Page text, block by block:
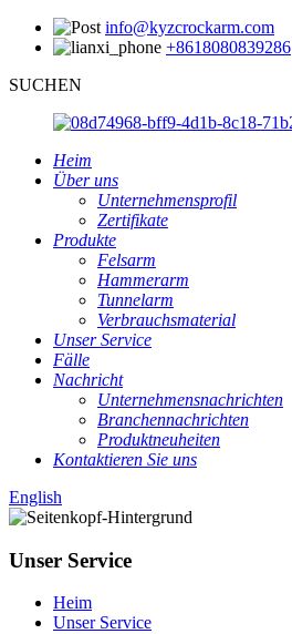
info@kyzcrockarm.com
+8618080839286
SUCHEN
Heim
Über uns
Unternehmensprofil
Zertifikate
Produkte
Felsarm
Hammerarm
Tunnelarm
Verbrauchsmaterial
Unser Service
Fälle
Nachricht
Unternehmensnachrichten
Branchennachrichten
Produktneuheiten
Kontaktieren Sie uns
English
Unser Service
Heim
Unser Service